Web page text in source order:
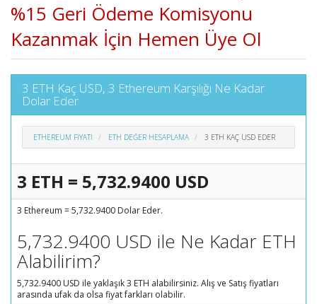
%15 Geri Ödeme Komisyonu
Kazanmak İçin Hemen Üye Ol
3 ETH Kaç USD, 3 Ethereum Karşılığı Ne Kadar
Dolar Eder
ETHEREUM FIYATI ETH DEĞER HESAPLAMA 3 ETH KAÇ USD EDER
3 ETH = 5,732.9400 USD
3 Ethereum = 5,732.9400 Dolar Eder.
5,732.9400 USD ile Ne Kadar ETH
Alabilirim?
5,732.9400 USD ile yaklaşık 3 ETH alabilirsiniz. Alış ve Satış fiyatları
arasında ufak da olsa fiyat farkları olabilir.